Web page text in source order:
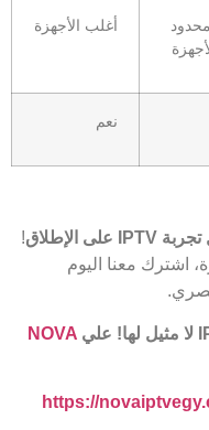
أغلب الأجهزة
نعم
على الإطلاق!
اشترك معنا اليوم
لا مثيل لها! علي NOVA
https://